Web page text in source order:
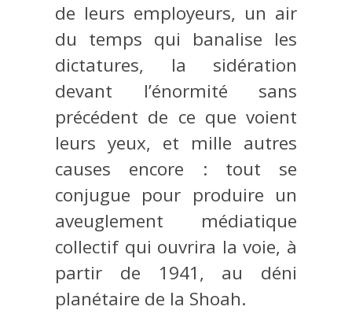
de leurs employeurs, un air
du temps qui banalise les
dictatures, la sidération
devant l’énormité sans
précédent de ce que voient
leurs yeux, et mille autres
causes encore : tout se
conjugue pour produire un
aveuglement médiatique
collectif qui ouvrira la voie, à
partir de 1941, au déni
planétaire de la Shoah.